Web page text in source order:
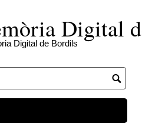
Digital
Digital de Bordils